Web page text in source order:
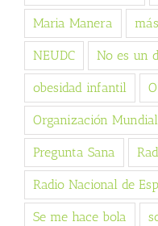
Maria Manera
NEUDC No es un
obesidad infantil
Organización
Pregunta Sana
Radio Nacional de
Se me hace bola